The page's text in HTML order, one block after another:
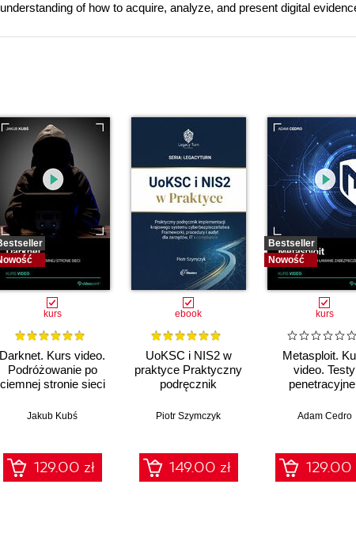
of how to acquire, analyze, and present digital
kurs
Darknet. Kurs video.
Podróżowanie po
ciemnej stronie sieci
Jakub Kubś
129.00 zł
ebook
UoKSC i NIS2 w
praktyce Praktyczny
podręcznik
Krajowego Systemu
procedury, audyt dla
zarządów, IT i
compliance
Piotr Szymczyk
149.00 zł
Bestseller
Nowość
kurs
Metasploit.
video. Testy
Adam Cedro
129.00